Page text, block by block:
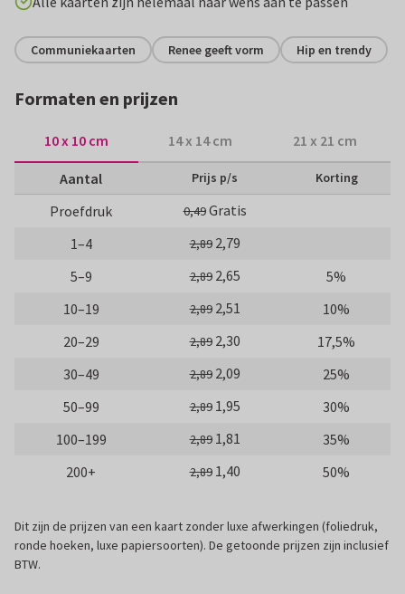
Communiekaarten Renee geeft vorm Hip en trendy
Formaten en prijzen
10 x 10 cm 14 x 14 cm 21 x 21 cm
Aantal Prijs p/s Korting
Proefdruk 0,49Gratis
1–4
2,89 2,79
5–9
2,89 2,65
5%
10–19
2,89 2,51
10%
20–29
2,89 2,30
17,5%
30–49
2,89 2,09
25%
50–99
2,89 1,95
30%
100–199
2,89 1,81
35%
200+
2,89 1,40 50%
Dit zijn de prijzen van een kaart zonder luxe afwerkingen (foliedruk,
ronde hoeken, luxe papiersoorten). De getoonde prijzen zijn inclusief
BTW.